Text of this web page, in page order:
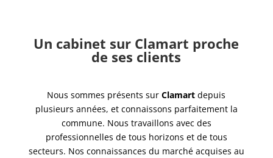
Un cabinet sur Clamart proche
de ses clients
Nous sommes présents surClamart depuis
plusieurs années, et connaissons parfaitement la
commune. Nous travaillons avec des
professionnelles de tous horizons et de tous
secteurs. Nos connaissances du marché acquises au